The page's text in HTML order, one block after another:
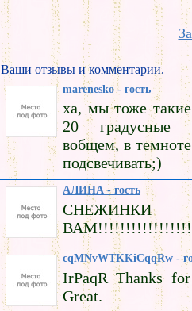
Ваши отзывы и комментарии.
marenesko - гость
ха, мы тоже
20 градусные
вобщем, в
подсвечивать;)
АЛИНА - гость
cqMNvWTKKiCqqRw -
IrPaqR Thanks
Great.